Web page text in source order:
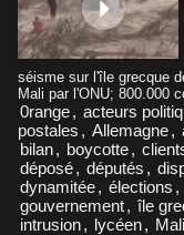
séisme sur l'île grecque
Mali par l'ONU; 800.000
0range, acteurs
postales , Allemagne,
bilan, boycotte,
déposé, députés ,
dynamitée, élections ,
gouvernement, île
intrusion, lycéen, Mali